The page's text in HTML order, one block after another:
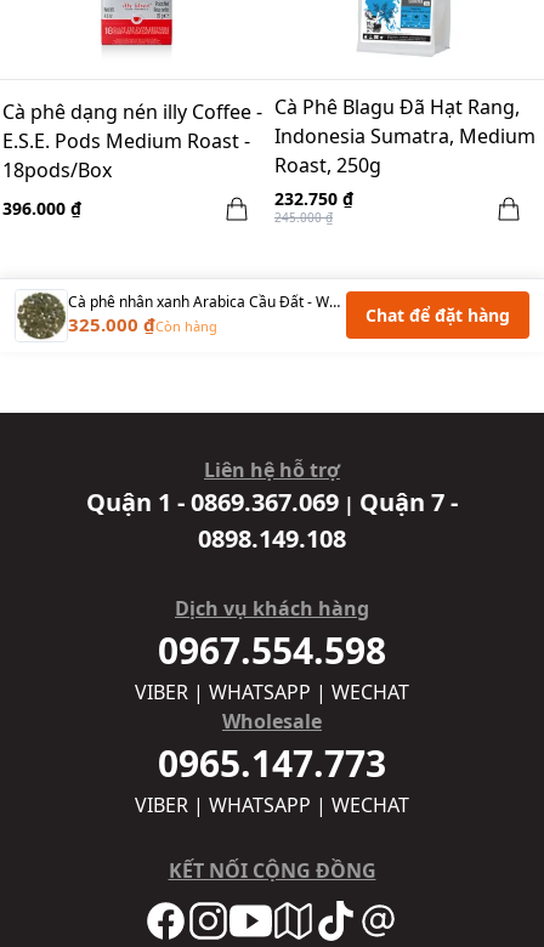
Cà phê dạng nén illy Coffee -
E.S.E. Pods Medium Roast -
18pods/Box
396.000 ₫
Cà Phê Blagu Đã Hạt Rang,
Indonesia Sumatra, Medium
Roast, 250g
232.750 ₫
245.000 ₫
Cà phê nhân xanh Arabica Cầu Đất - Washed
325.000 ₫Còn hàng Chat để đặt hàng
Liên hệ hỗ trợ
Quận 1 - 0869.367.069 | Quận 7 -
0898.149.108
Dịch vụ khách hàng
0967.554.598
VIBER | WHATSAPP | WECHAT
Wholesale
0965.147.773
VIBER | WHATSAPP | WECHAT
KẾT NỐI CỘNG ĐỒNG